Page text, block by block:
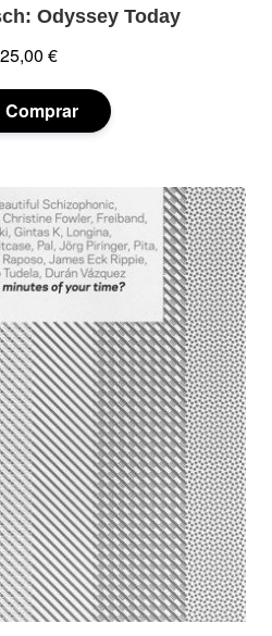
Odyssey Today
25,00 €
Comprar